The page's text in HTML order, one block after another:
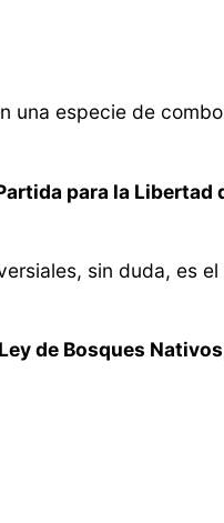
una especie de
para la
sin duda, es
Ley de Bosques